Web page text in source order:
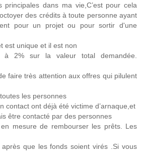
principales dans ma vie,C’est pour cela
des crédits à toute personne ayant
pour un projet ou pour sortir d'une
est unique et il est non
à 2% sur la valeur total demandée.
faire très attention aux offres qui pilulent
les personnes
contact ont déjà été victime d’arnaque,et
être contacté par des personnes
mesure de rembourser les prêts. Les
que les fonds soient virés .Si vous